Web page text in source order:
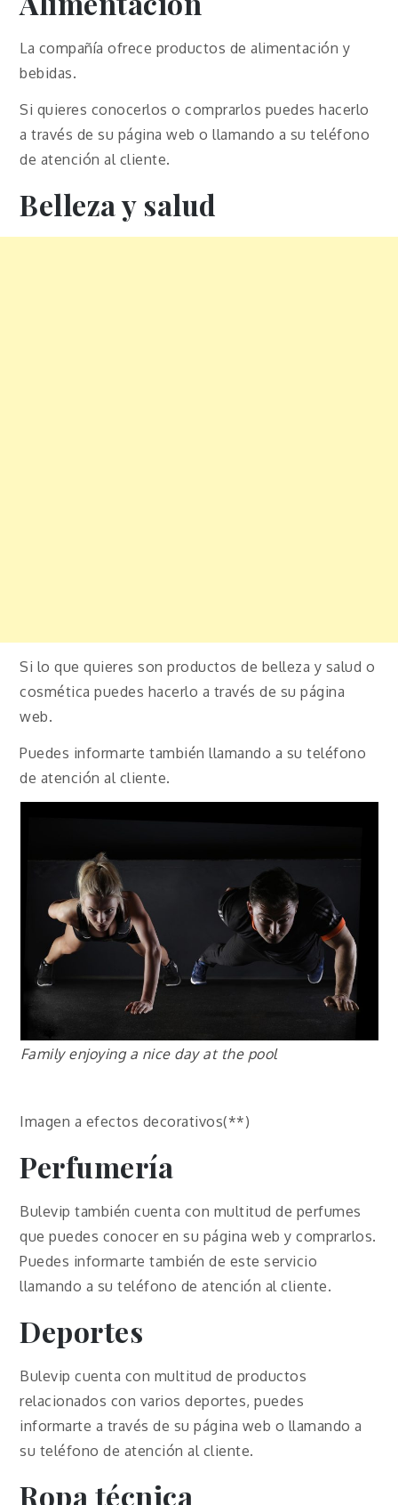
La compañía ofrece productos de alimentación y
bebidas.
Si quieres conocerlos o comprarlos puedes hacerlo
a través de su página web o llamando a su teléfono
de atención al cliente.
Belleza y salud
Si lo que quieres son productos de belleza y salud o
cosmética puedes hacerlo a través de su página
web.
Puedes informarte también llamando a su teléfono
de atención al cliente.
Family enjoying a nice day at the pool
Imagen a efectos decorativos(**)
Perfumería
Bulevip también cuenta con multitud de perfumes
que puedes conocer en su página web y comprarlos.
Puedes informarte también de este servicio
llamando a su teléfono de atención al cliente.
Deportes
Bulevip cuenta con multitud de productos
relacionados con varios deportes, puedes
informarte a través de su página web o llamando a
su teléfono de atención al cliente.
Ropa técnica